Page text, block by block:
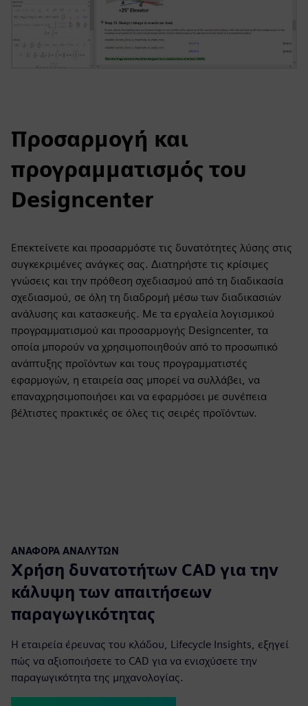
Προσαρμογή και
προγραμματισμός του
Designcenter
Επεκτείνετε και προσαρμόστε τις δυνατότητες λύσης στις
συγκεκριμένες ανάγκες σας. Διατηρήστε τις κρίσιμες
γνώσεις και την πρόθεση σχεδιασμού από τη διαδικασία
σχεδιασμού, σε όλη τη διαδρομή μέσω των διαδικασιών
ανάλυσης και κατασκευής. Με τα εργαλεία λογισμικού
προγραμματισμού και προσαρμογής Designcenter, τα
οποία μπορούν να χρησιμοποιηθούν από το προσωπικό
ανάπτυξης προϊόντων και τους προγραμματιστές
εφαρμογών, η εταιρεία σας μπορεί να συλλάβει, να
επαναχρησιμοποιήσει και να εφαρμόσει με συνέπεια
βέλτιστες πρακτικές σε όλες τις σειρές προϊόντων.
ΑΝΑΦΟΡΆ ΑΝΑΛΥΤΏΝ
Χρήση δυνατοτήτων CAD για την
κάλυψη των απαιτήσεων
παραγωγικότητας
Η εταιρεία έρευνας του κλάδου, Lifecycle Insights, εξηγεί
πώς να αξιοποιήσετε το CAD για να ενισχύσετε την
παραγωγικότητα της μηχανολογίας.